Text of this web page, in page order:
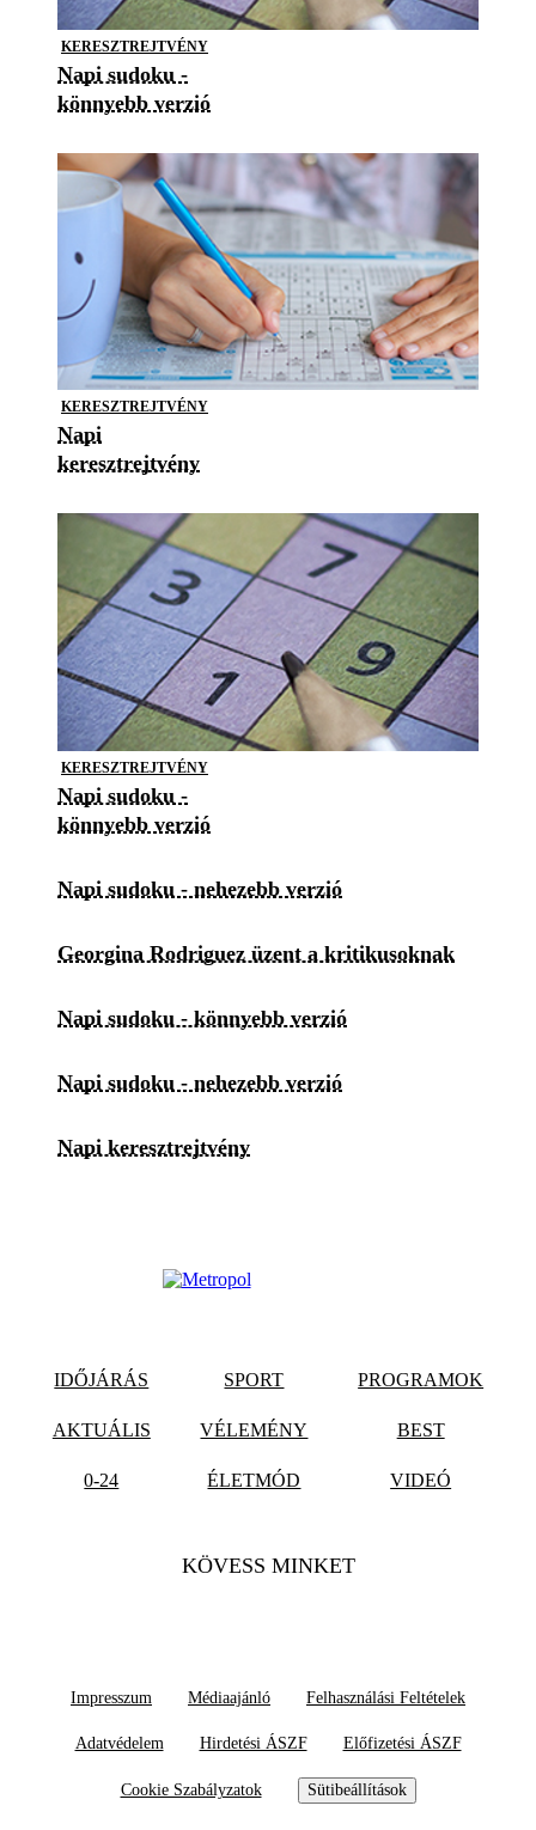
KERESZTREJTVÉNY
Napi sudoku -
könnyebb verzió
KERESZTREJTVÉNY
Napi
keresztrejtvény
KERESZTREJTVÉNY
Napi sudoku -
könnyebb verzió
Napi sudoku - nehezebb verzió
Georgina Rodriguez üzent a kritikusoknak
Napi sudoku - könnyebb verzió
Napi sudoku - nehezebb verzió
Napi keresztrejtvény
IDŐJÁRÁS SPORT PROGRAMOK
AKTUÁLIS VÉLEMÉNY BEST
0-24 ÉLETMÓD VIDEÓ
KÖVESS MINKET
Impresszum Médiaajánló Felhasználási Feltételek
Adatvédelem Hirdetési ÁSZF Előfizetési ÁSZF
Cookie Szabályzatok Sütibeállítások